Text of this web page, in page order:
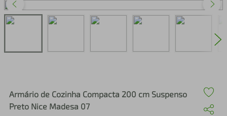
Armário de Cozinha Compacta 200 cm Suspenso
Preto Nice Madesa 07
perfume